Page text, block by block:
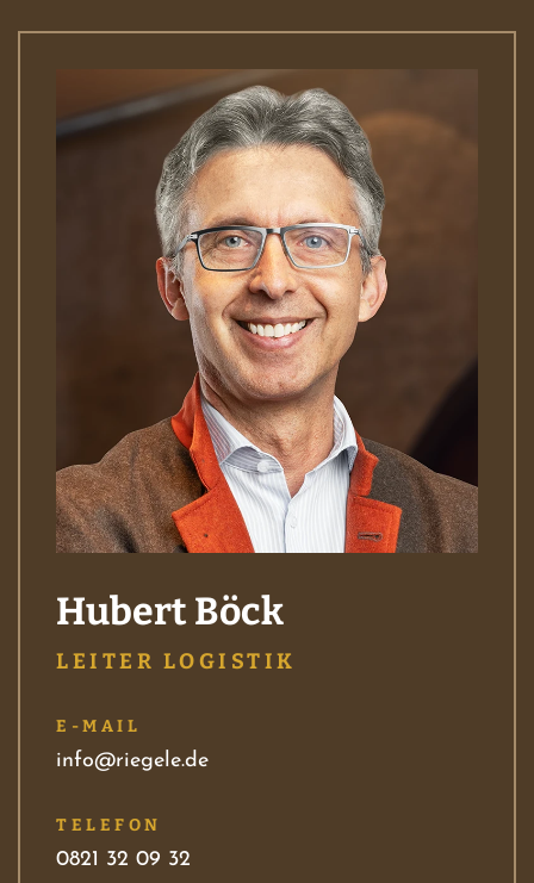
Hubert Böck
LEITER LOGISTIK
E-MAIL
info@riegele.de
TELEFON
0821 32 09 32